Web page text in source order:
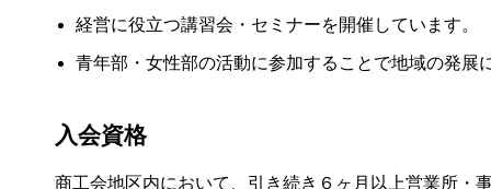
経営に役立つ講習会・セミナーを開催しています。
青年部・女性部の活動に参加することで地域の発展
入会資格
商工会地区内において、引き続き６ヶ月以上営業所・